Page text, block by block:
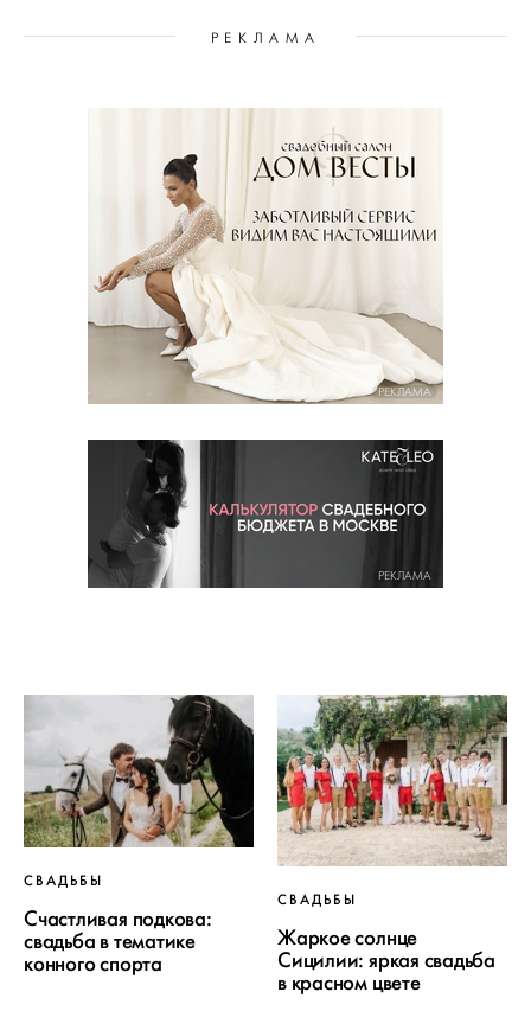
РЕКЛАМА
РЕКЛАМА
РЕКЛАМА
СВАДЬБЫ
Счастливая подкова:
свадьба в тематике
конного спорта
СВАДЬБЫ
Жаркое солнце
Сицилии: яркая свадьба
в красном цвете